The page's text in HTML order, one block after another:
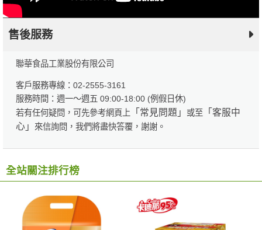
售後服務
聯華食品工業股份有限公司
客戶服務專線：02-2555-3161
服務時間：週一～週五 09:00-18:00 (例假日休)
若有任何疑問，可先參考網頁上 「常見問題」 或至「客服中
心」
來信詢問，我們將盡快答覆，謝謝。
全站關注排行榜